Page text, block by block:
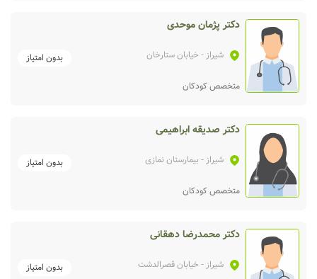
دکتر پژمان موحدی
شیراز - خیابان ستارخان بدون امتیاز
متخصص کودکان
دکتر صدیقه ابراهیمی
شیراز - بیمارستان نمازی بدون امتیاز
متخصص کودکان
دکتر محمدرضا دهقانی
شیراز - خیابان قصرالدشت بدون امتیاز